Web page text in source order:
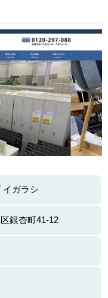
イガラシ
銀杏町41-12